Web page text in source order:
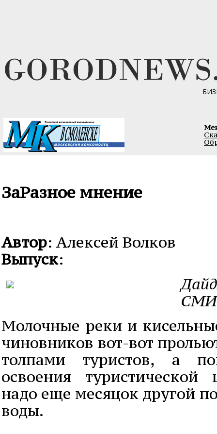
ЗаРазное мнение
Автор: Алексей Волков
Выпуск:
СМИ
Молочные реки и
чиновников вот-вот
толпами туристов, а
освоения
надо еще месяцок другой
воды.